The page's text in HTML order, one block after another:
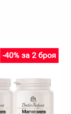
-40% за 2 броя